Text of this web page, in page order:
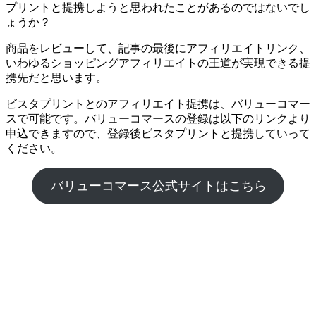
プリントと提携しようと思われたことがあるのではないでし
ょうか？
商品をレビューして、記事の最後にアフィリエイトリンク、
いわゆるショッピングアフィリエイトの王道が実現できる提
携先だと思います。
ビスタプリントとのアフィリエイト提携は、バリューコマー
スで可能です。バリューコマースの登録は以下のリンクより
申込できますので、登録後ビスタプリントと提携していって
ください。
バリューコマース公式サイトはこちら